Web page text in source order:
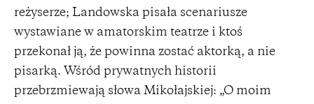
reżyserze; Landowska pisała scenariusze
wystawiane w amatorskim teatrze i ktoś
przekonał ją, że powinna zostać aktorką, a nie
pisarką. Wśród prywatnych historii
przebrzmiewają słowa Mikołajskiej: „O moim